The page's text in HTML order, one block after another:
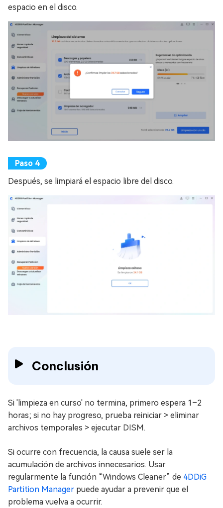
espacio en el disco.
Después, se limpiará el espacio libre del disco.
Conclusión
Si 'limpieza en curso' no termina, primero espera 1–2
horas; si no hay progreso, prueba reiniciar > eliminar
archivos temporales > ejecutar DISM.
Si ocurre con frecuencia, la causa suele ser la
acumulación de archivos innecesarios. Usar
regularmente la función “Windows Cleaner” de 4DDiG
Partition Manager puede ayudar a prevenir que el
problema vuelva a ocurrir.